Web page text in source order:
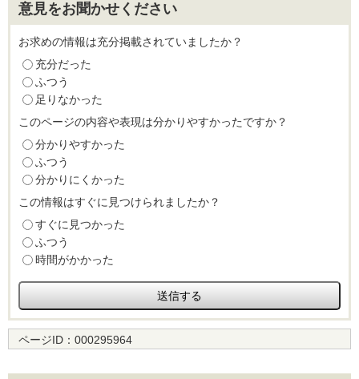
意見をお聞かせください
お求めの情報は充分掲載されていましたか？
充分だった
ふつう
足りなかった
このページの内容や表現は分かりやすかったですか？
分かりやすかった
ふつう
分かりにくかった
この情報はすぐに見つけられましたか？
すぐに見つかった
ふつう
時間がかかった
ページID： 000295964